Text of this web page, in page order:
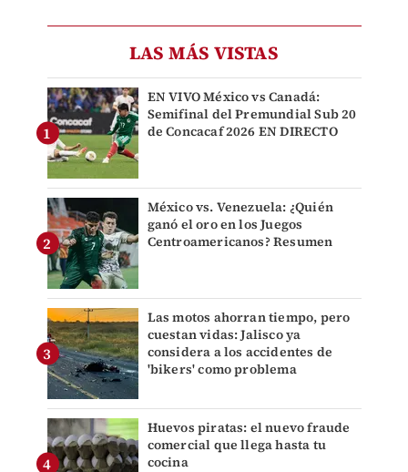
LAS MÁS VISTAS
EN VIVO México vs Canadá:
Semifinal del Premundial Sub 20
de Concacaf 2026 EN DIRECTO
México vs. Venezuela: ¿Quién
ganó el oro en los Juegos
Centroamericanos? Resumen
Las motos ahorran tiempo, pero
cuestan vidas: Jalisco ya
considera a los accidentes de
'bikers' como problema
Huevos piratas: el nuevo fraude
comercial que llega hasta tu
cocina